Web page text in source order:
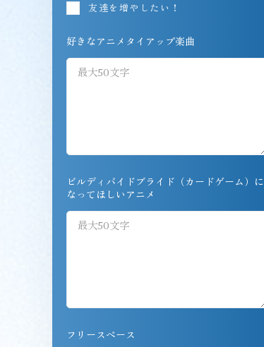
友達を増やしたい！
好きなアニメタイアップ楽曲
ビルディバイドブライド（カードゲーム）に
なってほしいアニメ
フリースペース